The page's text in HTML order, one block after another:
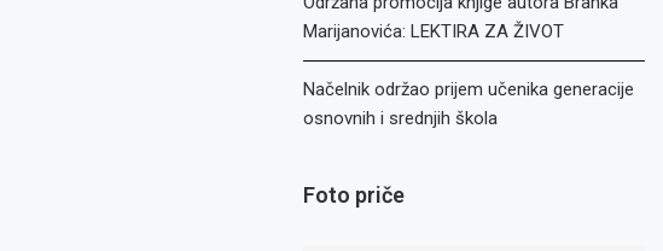
Marijanovića: LEKTIRA ZA ŽIVOT
Načelnik održao prijem učenika generacije
osnovnih i srednjih škola
Foto priče